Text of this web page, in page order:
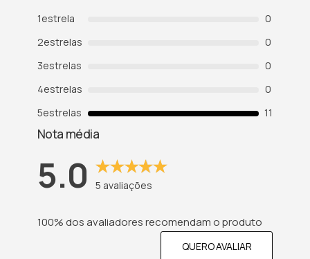
1estrela
0
2estrelas
0
3estrelas
0
4estrelas
0
5estrelas 11
Nota média
5.0 5 avaliações
100% dos avaliadores recomendam o produto
QUERO AVALIAR